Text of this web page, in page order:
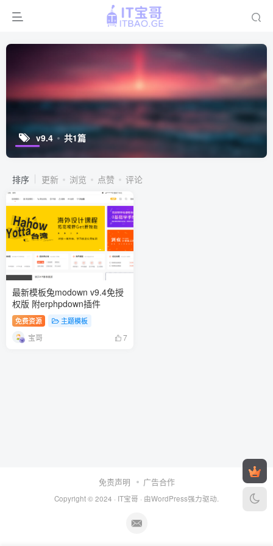
v9.4 共1篇
排序 更新 浏览 点赞 评论
最新模板兔modown v9.4免授
权版 附erphpdown插件
免费资源 主题模板
宝哥 7
免责声明 广告合作
Copyright © 2024 · IT宝哥 · 由WordPress强力驱动.